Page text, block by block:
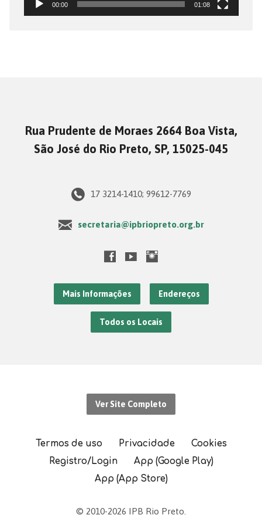
00:00 01:08
Rua Prudente de Moraes 2664 Boa Vista,
São José do Rio Preto, SP, 15025-045
17 3214-1410; 99612-7769
secretaria@ipbriopreto.org.br
Mais Informações Endereços
Todos os Locais
Ver Site Completo
Termos de uso Privacidade
Cookies
Registro/Login
App (Google Play)
App (App Store)
© 2010-2026 IPB Rio Preto.